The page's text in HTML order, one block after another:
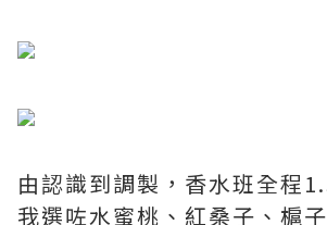
由認識到調製，香水班全程
我選咗水蜜桃、紅桑子、槴